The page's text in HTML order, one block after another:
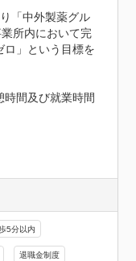
「中外製薬グル
所内において完
ロ」という目標を
間及び就業時間
5分以内
退職金制度